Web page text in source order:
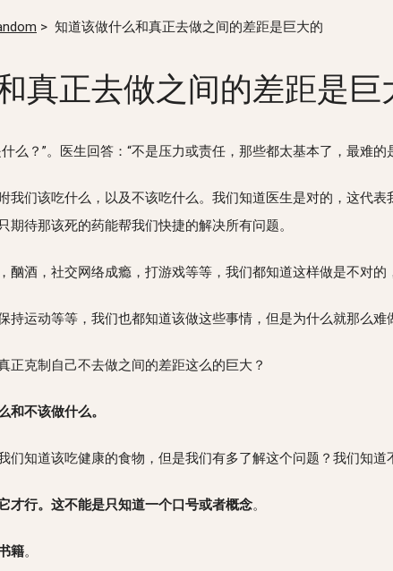
> 知道该做什么和真正去做之间的差距是巨大的
真正去做之间的差距是巨
么？”。医生回答：“不是压力或责任，那些都太基本了，最难
我们该吃什么，以及不该吃什么。我们知道医生是对的，这代
待那该死的药能帮我们快捷的解决所有问题。
酒，社交网络成瘾，打游戏等等，我们都知道这样做是不对
运动等等，我们也都知道该做这些事情，但是为什么就那么难
正克制自己不去做之间的差距这么的巨大？
和不该做什么。
们知道该吃健康的食物，但是我们有多了解这个问题？我们知
才行。这不能是只知道一个口号或者概念。
籍。